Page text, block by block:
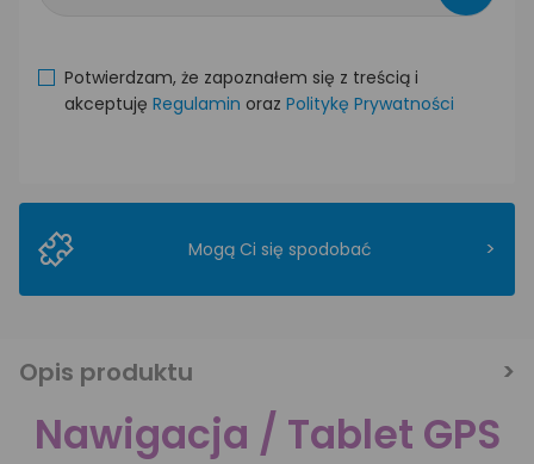
Potwierdzam, że zapoznałem się z treścią i
akceptuję Regulamin oraz Politykę Prywatności
Mogą Ci się spodobać >
Opis produktu
Nawigacja / Tablet GPS